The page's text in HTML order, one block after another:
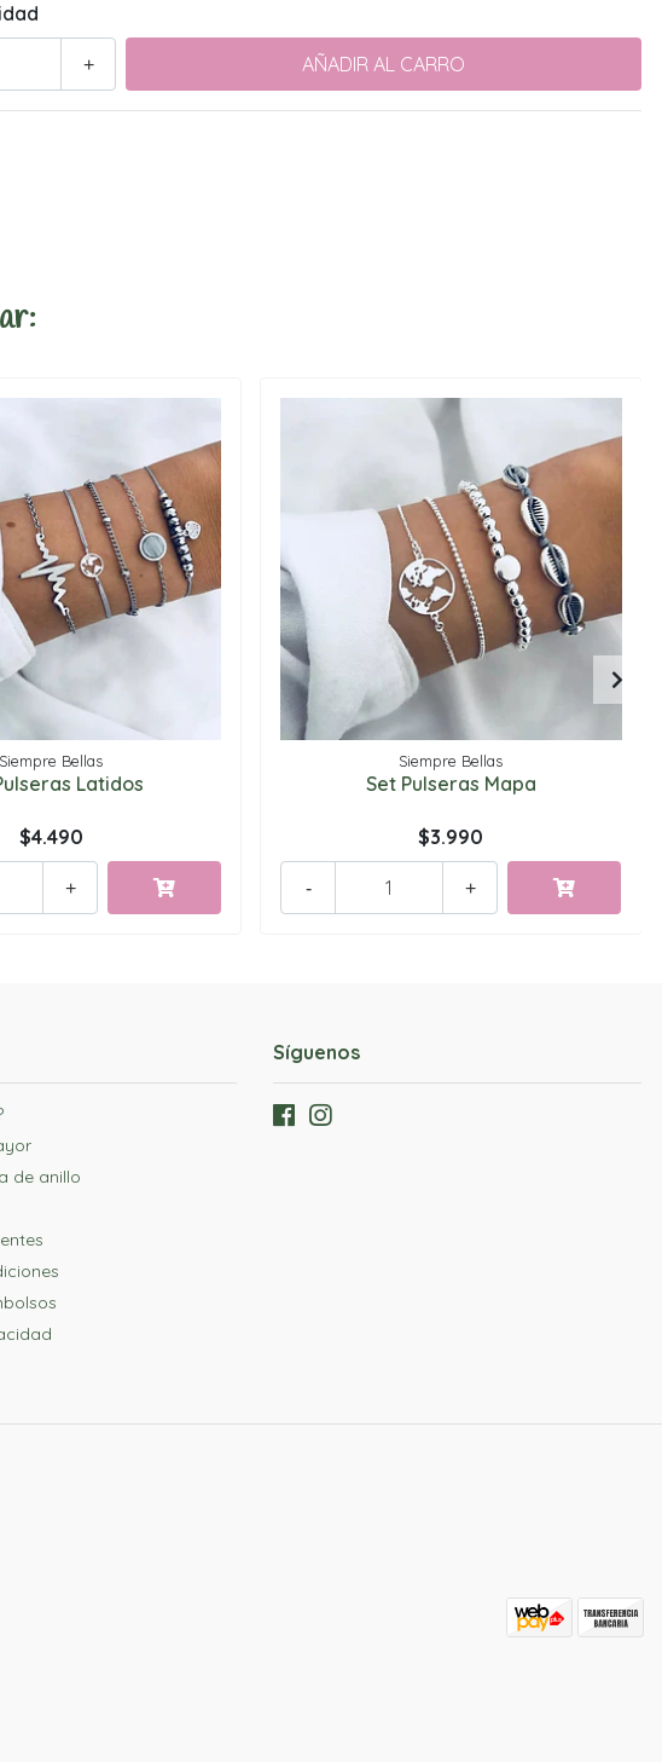
+
Siempre Bellas
Latidos
$4.490
+
Siempre Bellas
Set Pulseras Mapa
$3.990
+
-
de anillo
Síguenos